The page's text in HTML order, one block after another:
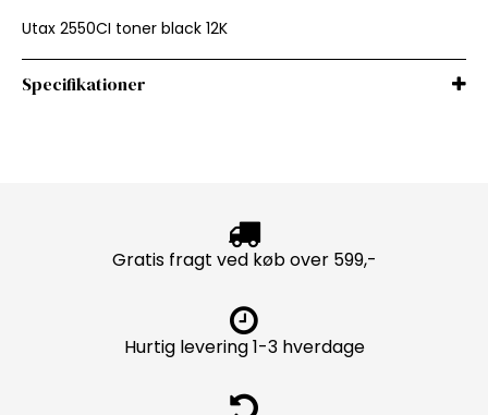
Utax 2550CI toner black 12K
Specifikationer
Gratis fragt ved køb over 599,-
Hurtig levering 1-3 hverdage